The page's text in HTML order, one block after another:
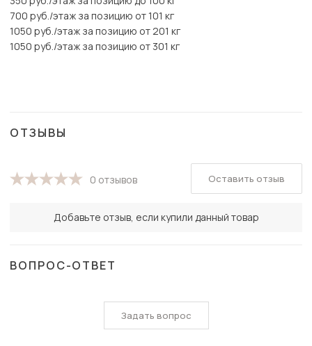
700 руб./этаж за позицию от 101 кг
1050 руб./этаж за позицию от 201 кг
1050 руб./этаж за позицию от 301 кг
ОТЗЫВЫ
0 отзывов
Добавьте отзыв, если купили данный товар
Оставить отзыв
ВОПРОС-ОТВЕТ
Задать вопрос